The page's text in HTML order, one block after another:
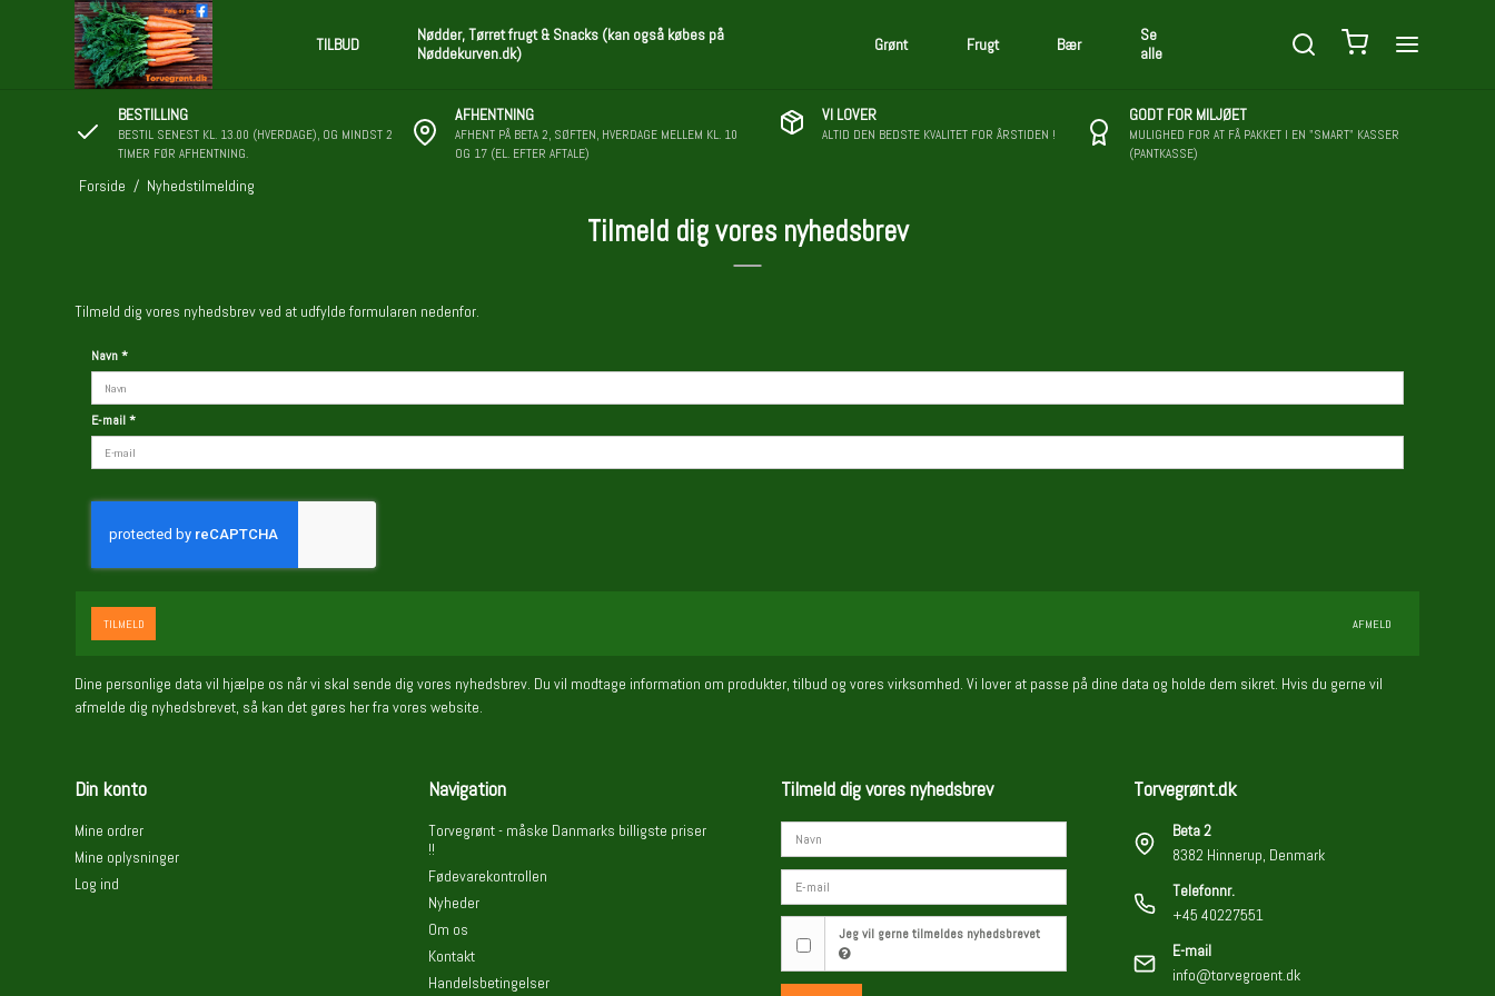
TILBUD
Nødder, Tørret frugt & Snacks (kan også købes på
Nøddekurven.dk)
Grønt Frugt Bær
Se
alle
BESTILLING
BESTIL SENEST KL. 13.00 (HVERDAGE), OG MINDST 2
TIMER FØR AFHENTNING.
AFHENTNING
AFHENT PÅ BETA 2, SØFTEN, HVERDAGE MELLEM KL. 10
OG 17 (EL. EFTER AFTALE)
VI LOVER
ALTID DEN BEDSTE KVALITET FOR ÅRSTIDEN !
GODT FOR MILJØET
MULIGHED FOR AT FÅ PAKKET I EN "SMART" KASSER
(PANTKASSE)
Forside / Nyhedstilmelding
Tilmeld dig vores nyhedsbrev
Tilmeld dig vores nyhedsbrev ved at udfylde formularen nedenfor.
Navn*
E-mail*
TILMELD AFMELD
Dine personlige data vil hjælpe os når vi skal sende dig vores nyhedsbrev. Du vil modtage information om produkter, tilbud og vores virksomhed. Vi lover at passe på dine data og holde dem sikret. Hvis du gerne vil
afmelde dig nyhedsbrevet, så kan det gøres her fra vores website.
Din konto
Mine ordrer
Mine oplysninger
Log ind
Navigation
Torvegrønt - måske Danmarks billigste priser
!!
Fødevarekontrollen
Nyheder
Om os
Kontakt
Handelsbetingelser
Tilmeld dig vores nyhedsbrev
Jeg vil gerne tilmeldes nyhedsbrevet
Torvegrønt.dk
Beta 2
8382 Hinnerup, Denmark
Telefonnr.
+45 40227551
E-mail
info@torvegroent.dk